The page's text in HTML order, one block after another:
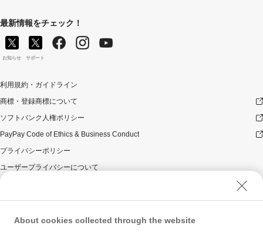
最新情報をチェック！
お知らせ サポート
利用規約・ガイドライン
商標・登録商標について
ソフトバンク人権ポリシー
PayPay Code of Ethics & Business Conduct
プライバシーポリシー
ユーザープライバシーについて
ウェブサイト利用規約
反社会的勢力に対する方針
About cookies collected through the website